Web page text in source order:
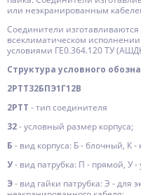
или неэкранированным
Соединители
всеклиматическом
условиями ГЕ0.364.120 ТУ
Структура условного
2РТТ32БПЭ1Г12В
2РТТ - тип соединителя
32- условный размер корпуса;
Б - вид корпуса: Б - блочный, К -
У- вид патрубка: П - прямой, У -
Э- вид гайки патрубка: Э - для